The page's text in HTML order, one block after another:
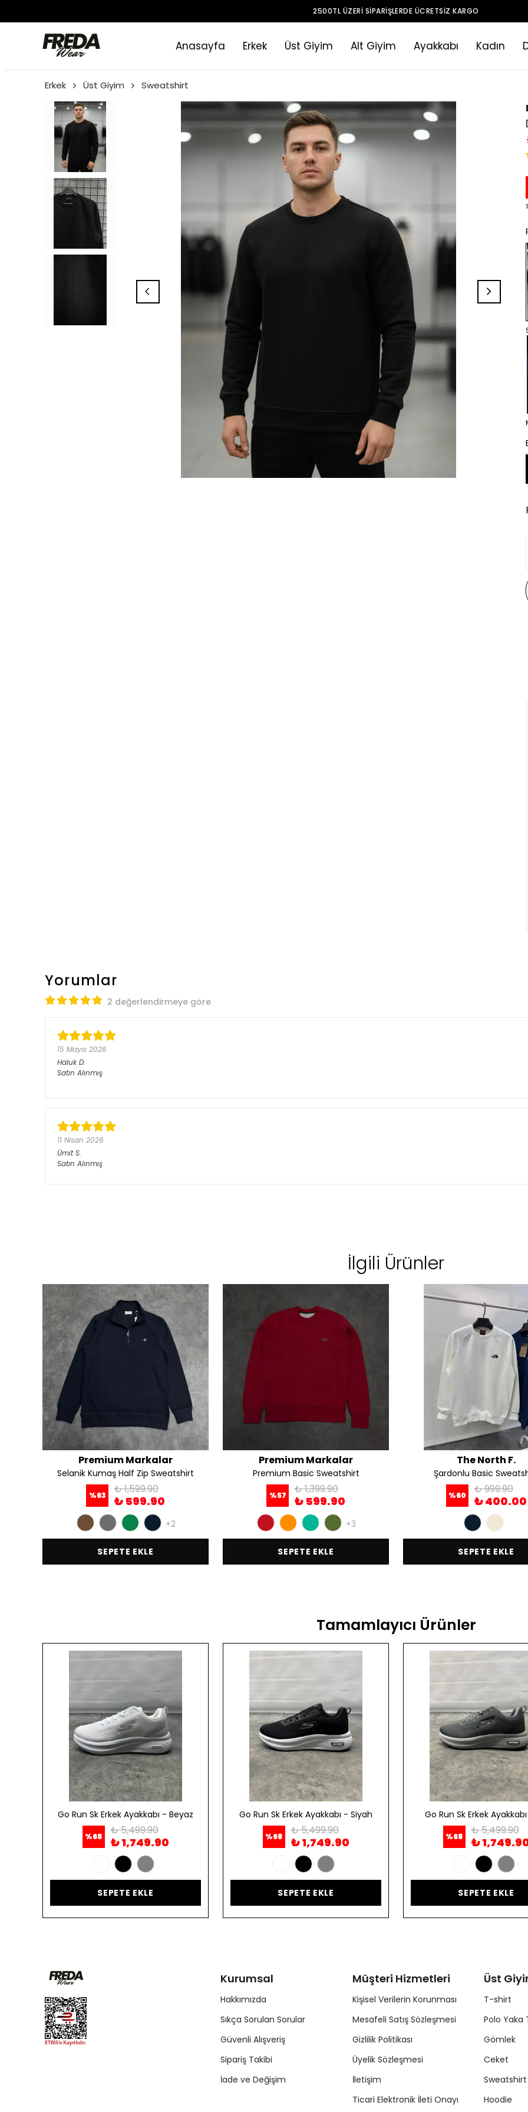
2500TL ÜZERI SIPARIŞLERDE ÜCRETSIZ KARGO
Anasayfa Erkek Üst Giyim Alt Giyim Ayakkabı Kadın
Erkek Üst Giyim Sweatshirt
Yorumlar
2 değerlendirmeye göre
15 Mayıs 2026
Haluk D.
Satın Alınmış
11 Nisan 2026
Ümit S.
Satın Alınmış
İlgili Ürünler
Premium Markalar
Selanik Kumaş Half Zip Sweatshirt
%63 ₺ 1,599.90
₺ 599.90
+2
SEPETE EKLE
Premium Markalar
Premium Basic Sweatshirt
%57 ₺ 1,399.90
₺ 599.90
+3
SEPETE EKLE
The North F.
Şardonlu Basic
%60 ₺ 999.90
₺ 400.00
SEPETE EKLE
Tamamlayıcı Ürünler
Go Run Sk Erkek Ayakkabı - Beyaz
%68 ₺ 5,499.90
₺ 1,749.90
SEPETE EKLE
Go Run Sk Erkek Ayakkabı - Siyah
%68 ₺ 5,499.90
₺ 1,749.90
SEPETE EKLE
Go Run Sk Erkek
%68 ₺ 5,499.90
₺
SEPETE EKLE
Kurumsal
Hakkımızda
Sıkça Sorulan Sorular
Güvenli Alışveriş
Sipariş Takibi
İade ve Değişim
Müşteri Hizmetleri
Kişisel Verilerin Korunması
Mesafeli Satış Sözleşmesi
Gizlilik Politikası
Üyelik Sözleşmesi
İletişim
Ticari Elektronik İleti Onayı
Üst
T-shirt
Polo Yaka
Gömlek
Ceket
Sweatshirt
Hoodie